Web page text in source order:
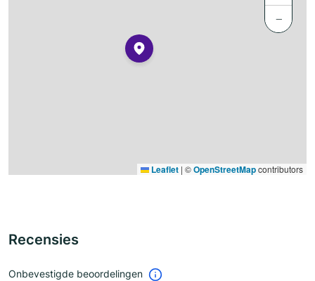
−
Leaflet | ©OpenStreetMapcontributors
Recensies
Onbevestigde beoordelingen